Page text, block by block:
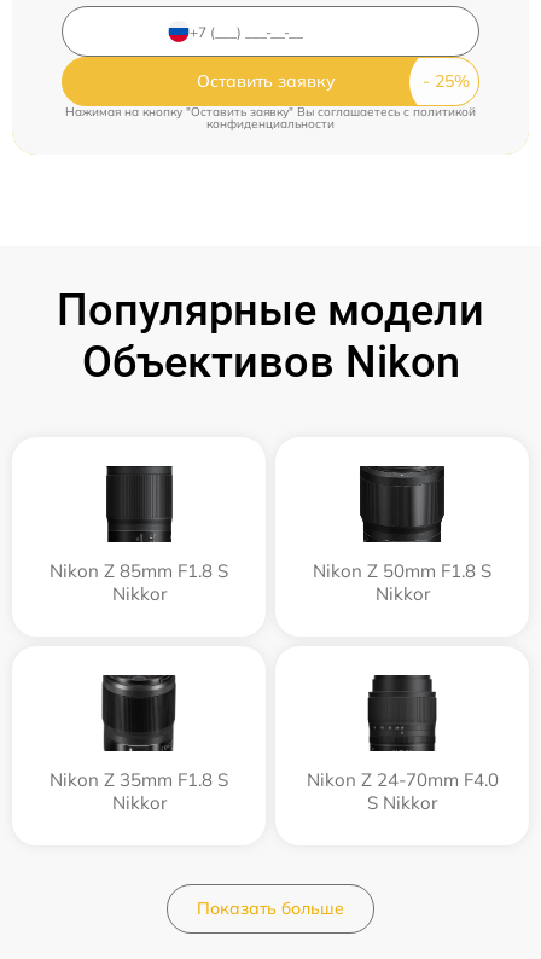
Оставить заявку
Нажимая на кнопку "Оставить заявку" Вы соглашаетесь cполитикой
конфиденциальности
Популярные модели
Объективов Nikon
Nikon Z 85mm F1.8 S
Nikkor
Nikon Z 50mm F1.8 S
Nikkor
Nikon Z 35mm F1.8 S
Nikkor
Nikon Z 24-70mm F4.0
S Nikkor
Показать больше